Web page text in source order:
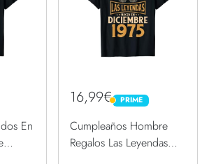
En
16,99€ PRIME
PRIME
Cumpleaños Hombre
Regalos Las Leyendas